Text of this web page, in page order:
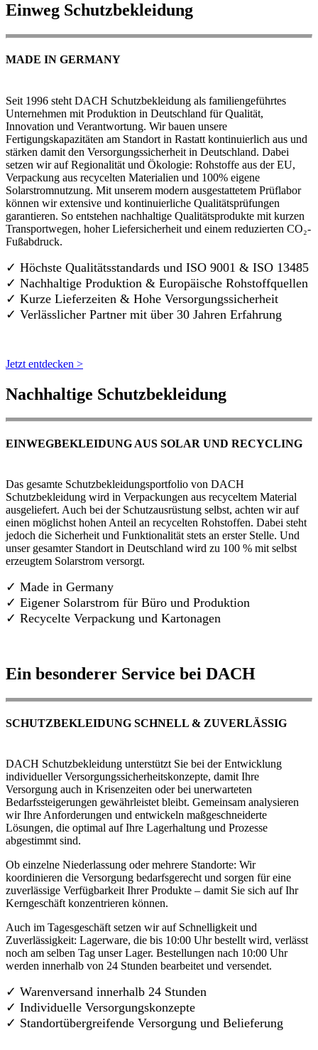
Einweg Schutzbekleidung
MADE IN GERMANY
Seit 1996 steht DACH Schutzbekleidung als familiengeführtes
Unternehmen mit Produktion in Deutschland für Qualität,
Innovation und Verantwortung. Wir bauen unsere
Fertigungskapazitäten am Standort in Rastatt kontinuierlich aus und
stärken damit den Versorgungssicherheit in Deutschland. Dabei
setzen wir auf Regionalität und Ökologie: Rohstoffe aus der EU,
Verpackung aus recycelten Materialien und 100% eigene
Solarstromnutzung. Mit unserem modern ausgestattetem Prüflabor
können wir extensive und kontinuierliche Qualitätsprüfungen
garantieren. So entstehen nachhaltige Qualitätsprodukte mit kurzen
Transportwegen, hoher Liefersicherheit und einem reduzierten CO₂-
Fußabdruck.
✓ Höchste Qualitätsstandards und ISO 9001 & ISO 13485
✓ Nachhaltige Produktion & Europäische Rohstoffquellen
✓ Kurze Lieferzeiten & Hohe Versorgungssicherheit
✓ Verlässlicher Partner mit über 30 Jahren Erfahrung
Jetzt entdecken >
Nachhaltige Schutzbekleidung
EINWEGBEKLEIDUNG AUS SOLAR UND RECYCLING
Das gesamte Schutzbekleidungsportfolio von DACH
Schutzbekleidung wird in Verpackungen aus recyceltem Material
ausgeliefert. Auch bei der Schutzausrüstung selbst, achten wir auf
einen möglichst hohen Anteil an recycelten Rohstoffen. Dabei steht
jedoch die Sicherheit und Funktionalität stets an erster Stelle. Und
unser gesamter Standort in Deutschland wird zu 100 % mit selbst
erzeugtem Solarstrom versorgt.
✓ Made in Germany
✓ Eigener Solarstrom für Büro und Produktion
✓ Recycelte Verpackung und Kartonagen
Ein besonderer Service bei DACH
SCHUTZBEKLEIDUNG SCHNELL & ZUVERLÄSSIG
DACH Schutzbekleidung unterstützt Sie bei der Entwicklung
individueller Versorgungssicherheitskonzepte, damit Ihre
Versorgung auch in Krisenzeiten oder bei unerwarteten
Bedarfssteigerungen gewährleistet bleibt. Gemeinsam analysieren
wir Ihre Anforderungen und entwickeln maßgeschneiderte
Lösungen, die optimal auf Ihre Lagerhaltung und Prozesse
abgestimmt sind.
Ob einzelne Niederlassung oder mehrere Standorte: Wir
koordinieren die Versorgung bedarfsgerecht und sorgen für eine
zuverlässige Verfügbarkeit Ihrer Produkte – damit Sie sich auf Ihr
Kerngeschäft konzentrieren können.
Auch im Tagesgeschäft setzen wir auf Schnelligkeit und
Zuverlässigkeit: Lagerware, die bis 10:00 Uhr bestellt wird, verlässt
noch am selben Tag unser Lager. Bestellungen nach 10:00 Uhr
werden innerhalb von 24 Stunden bearbeitet und versendet.
✓ Warenversand innerhalb 24 Stunden
✓ Individuelle Versorgungskonzepte
✓ Standortübergreifende Versorgung und Belieferung